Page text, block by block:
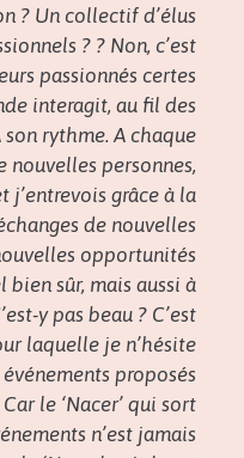
? Un collectif d’élus
? ? Non, c’est
passionnés certes
interagit, au fil des
son rythme. A chaque
nouvelles personnes,
j’entrevois grâce à la
de nouvelles
opportunités
bien sûr, mais aussi à
y pas beau ? C’est
laquelle je n’hésite
proposés
le ‘Nacer’ qui sort
n’est jamais